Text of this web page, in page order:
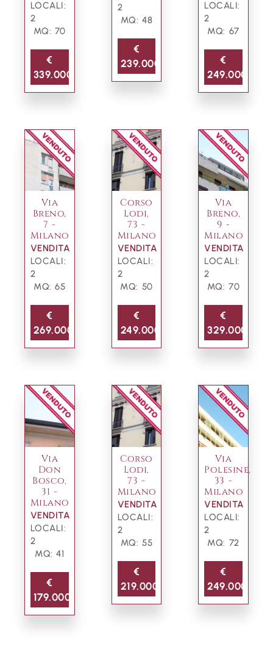
LOCALI:
2
MQ: 70
€
339.000
2
MQ: 48
€
239.000
LOCALI:
2
MQ: 67
€
249.000
Via
Breno,
7 -
Milano
VENDITA
LOCALI:
2
MQ: 65
€
269.000
Corso
Lodi,
73 -
Milano
VENDITA
LOCALI:
2
MQ: 50
€
249.000
Via
Breno,
9 -
Milano
VENDITA
LOCALI:
2
MQ: 70
€
329.000
Via
Don
Bosco,
31 -
Milano
VENDITA
LOCALI:
2
MQ: 41
€
179.000
Corso
Lodi,
73 -
Milano
VENDITA
LOCALI:
2
MQ: 55
€
219.000
Via
Polesine,
33 -
Milano
VENDITA
LOCALI:
2
MQ: 72
€
249.000